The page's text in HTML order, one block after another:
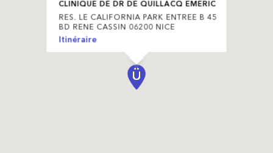
CLINIQUE DE DR DE QUILLACQ EMERIC
RES. LE CALIFORNIA PARK ENTREE B 45
BD RENE CASSIN 06200 NICE
Itinéraire